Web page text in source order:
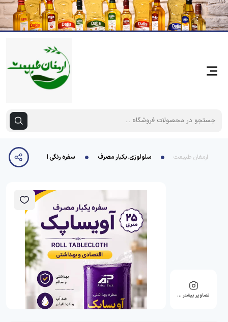
ارمغان طبیعت سلولوزی.یکبار مصرف سفره رنگی اقتصادی 25متری آویسا پاک
تصاویر بیشتر …